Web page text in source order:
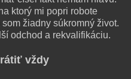
ktorý mi popri robote
žiadny súkromný život.
odchod a rekvalifikáciu.
vždy